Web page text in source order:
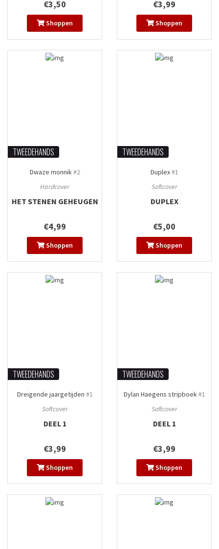
€3,50
Shoppen
€3,99
Shoppen
TWEEDEHANDS
Dwaze monnik#2
Hardcover
HET STENEN GEHEUGEN
€4,99
Shoppen
TWEEDEHANDS
Duplex#1
Softcover
DUPLEX
€5,00
Shoppen
TWEEDEHANDS
Dreigende jaargetijden #1
Softcover
DEEL 1
€3,99
Shoppen
TWEEDEHANDS
Dylan Haegens stripboek#1
Softcover
DEEL 1
€3,99
Shoppen